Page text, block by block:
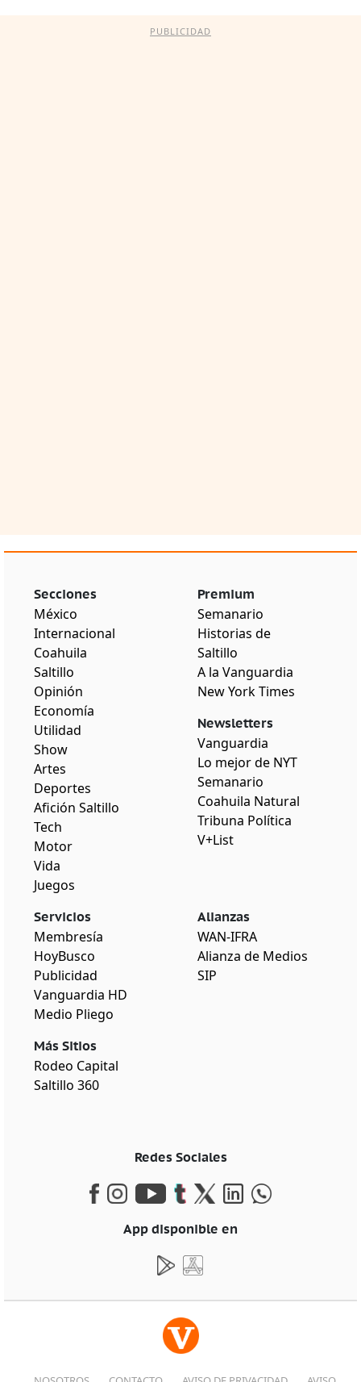
PUBLICIDAD
Secciones
México
Internacional
Coahuila
Saltillo
Opinión
Economía
Utilidad
Show
Artes
Deportes
Afición Saltillo
Tech
Motor
Vida
Juegos
Premium
Semanario
Historias de
Saltillo
A la Vanguardia
New York Times
Newsletters
Vanguardia
Lo mejor de NYT
Semanario
Coahuila Natural
Tribuna Política
V+List
Servicios
Membresía
HoyBusco
Publicidad
Vanguardia HD
Medio Pliego
Más Sitios
Rodeo Capital
Saltillo 360
Alianzas
WAN-IFRA
Alianza de Medios
SIP
Redes Sociales
App disponible en